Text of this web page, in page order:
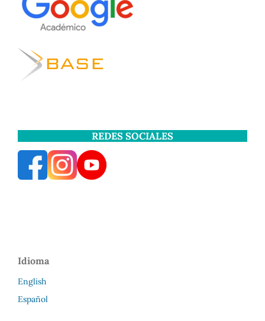
REDES SOCIALES
Idioma
English
Español